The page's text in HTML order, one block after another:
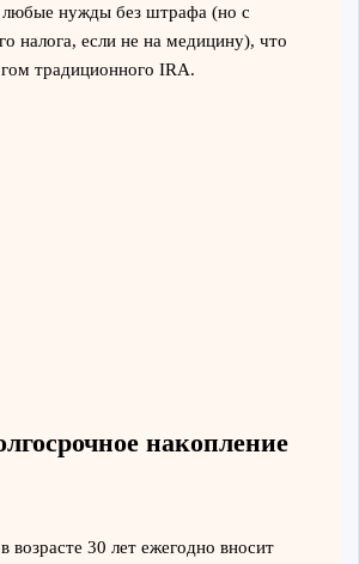
любые нужды без штрафа (но с
налога, если не на медицину), что
традиционного IRA.
накопление
возрасте 30 лет ежегодно вносит